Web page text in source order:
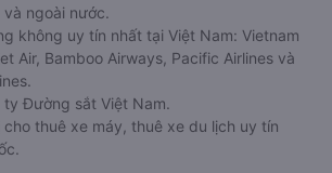
ngoài nước.
không uy tín nhất tại Việt Nam: Vietnam
Air, Bamboo Airways, Pacific Airlines và
ty Đường sắt Việt Nam.
cho thuê xe máy, thuê xe du lịch uy tín